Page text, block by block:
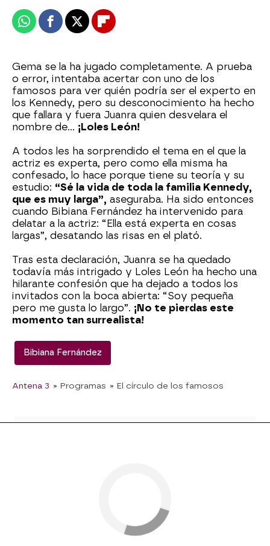
WhatsappFacebook
X Flipboard
Gema se la ha jugado completamente. A prueba
o error, intentaba acertar con uno de los
famosos para ver quién podría ser el experto en
los Kennedy, pero su desconocimiento ha hecho
que fallara y fuera Juanra quien desvelara el
nombre de… ¡Loles León!
A todos les ha sorprendido el tema en el que la
actriz es experta, pero como ella misma ha
confesado, lo hace porque tiene su teoría y su
estudio: “Sé la vida de toda la familia Kennedy,
que es muy larga”, aseguraba. Ha sido entonces
cuando Bibiana Fernández ha intervenido para
delatar a la actriz: “Ella está experta en cosas
largas”, desatando las risas en el plató.
Tras esta declaración, Juanra se ha quedado
todavía más intrigado y Loles León ha hecho una
hilarante confesión que ha dejado a todos los
invitados con la boca abierta: “Soy pequeña
pero me gusta lo largo”. ¡No te pierdas este
momento tan surrealista!
Bibiana Fernández
Antena 3 » Programas » El círculo de los famosos